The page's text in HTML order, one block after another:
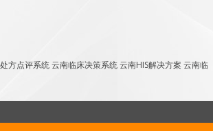
方点评系统 云南临床决策系统 云南HIS解决方案 云南临